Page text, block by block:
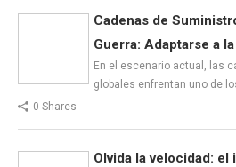
Cadenas de
Guerra: Adaptarse a
En el escenario actual, las
globales enfrentan uno de
0 Shares
Olvida la velocidad: